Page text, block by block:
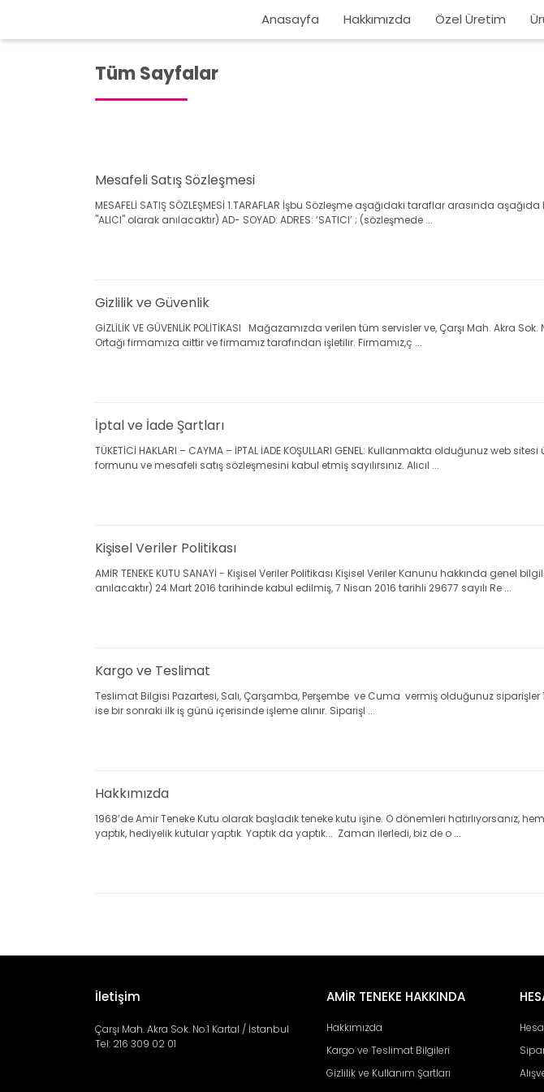
Anasayfa Hakkımızda Özel Üretim
Tüm Sayfalar
Mesafeli Satış Sözleşmesi
MESAFELİ SATIŞ SÖZLEŞMESİ 1.TARAFLAR İşbu Sözleşme aşağıdaki taraflar arasında
"ALICI" olarak anılacaktır) AD- SOYAD: ADRES: ‘SATICI’ ; (sözleşmede ...
Gizlilik ve Güvenlik
GİZLİLİK VE GÜVENLİK POLİTİKASI Mağazamızda verilen tüm servisler ve, Çarşı Mah. Akra
Ortağı firmamıza aittir ve firmamız tarafından işletilir. Firmamız,ç ...
İptal ve İade Şartları
TÜKETİCİ HAKLARI – CAYMA – İPTAL İADE KOŞULLARI GENEL: Kullanmakta olduğunuz
formunu ve mesafeli satış sözleşmesini kabul etmiş sayılırsınız. Alıcıl ...
Kişisel Veriler Politikası
AMİR TENEKE KUTU SANAYİ - Kişisel Veriler Politikası Kişisel Veriler Kanunu hakkında
anılacaktır) 24 Mart 2016 tarihinde kabul edilmiş, 7 Nisan 2016 tarihli 29677 sayılı Re ...
Kargo ve Teslimat
Teslimat Bilgisi Pazartesi, Salı, Çarşamba, Perşembe ve Cuma vermiş olduğunuz
ise bir sonraki ilk iş günü içerisinde işleme alınır. Siparişl ...
Hakkımızda
1968’de Amir Teneke Kutu olarak başladık teneke kutu işine. O dönemleri hatırlıyorsanız,
yaptık, hediyelik kutular yaptık. Yaptık da yaptık... Zaman ilerledi, biz de o ...
İletişim
Çarşı Mah. Akra Sok. No:1 Kartal / İstanbul
Tel: 216 309 02 01
AMİR TENEKE HAKKINDA
Hakkımızda
Kargo ve Teslimat Bilgileri
Gizlilik ve Kullanım Şartları